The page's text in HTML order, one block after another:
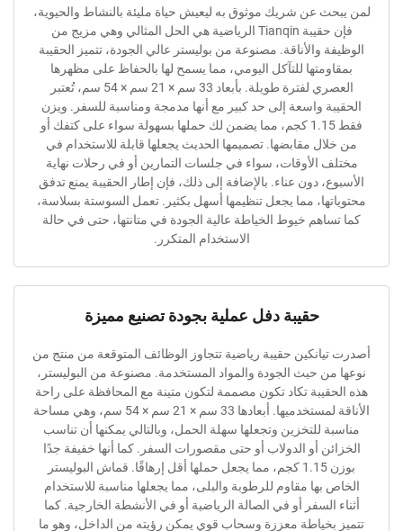
عن شريك موثوق به ليعيش حياة مليئة بالنشاط والحيوية،
فإن حقيبة Tianqin الرياضية هي الحل المثالي وهي مزيج من
والأناقة. مصنوعة من بوليستر عالي الجودة، تتميز الحقيبة
للتآكل اليومي، مما يسمح لها بالحفاظ على مظهرها
العصري لفترة طويلة. بأبعاد 33 سم × 21 سم × 54 سم، تُعتبر
واسعة إلى حد كبير مع أنها مدمجة ومناسبة للسفر. ويزن
فقط 1.15 كجم، مما يضمن لك حملها بسهولة سواء على كتفك أو
مقابضها. تصميمها الحديث يجعلها قابلة للاستخدام في
الأوقات، سواء في جلسات التمارين أو في رحلات نهاية
دون عناء. بالإضافة إلى ذلك، فإن إطار الحقيبة يمنع تدفق
مما يجعل تنظيمها أسهل بكثير. تعمل السوستة بسلاسة،
خيوط الخياطة عالية الجودة في متانتها، حتى في حالة
الاستخدام المتكرر.
حقيبة دفل عملية بجودة تصنيع مميزة
حقيبة رياضية تتجاوز الوظائف المتوقعة من منتج من
حيث الجودة والمواد المستخدمة. مصنوعة من البوليستر،
تكاد تكون مصممة لتكون متينة مع المحافظة على راحة
الأناقة لمستخدميها. أبعادها 33 سم × 21 سم × 54 سم، وهي مساحة
للتخزين وتجعلها سهلة الحمل، وبالتالي يمكنها أن تناسب
أو الدولاب أو حتى مقصورات السفر. كما أنها خفيفة جدًا
بوزن 1.15 كجم، مما يجعل حملها أقل إرهاقًا. قماش البوليستر
بها مقاوم للرطوبة والبلى، مما يجعلها مناسبة للاستخدام
السفر أو في الصالة الرياضية أو في الأنشطة الخارجية. كما
معززة وسحاب قوي يمكن رؤيته من الداخل، وهو ما